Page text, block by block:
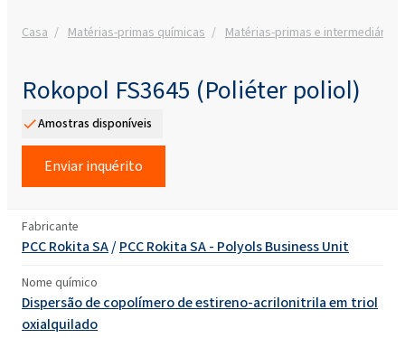
Casa Matérias-primas químicas Matérias-primas e intermediários
Rokopol FS3645 (Poliéter poliol)
Amostras disponíveis
Enviar inquérito
Fabricante
PCC Rokita SA/PCC Rokita SA - Polyols Business Unit
Nome químico
Dispersão de copolímero de estireno-acrilonitrila em triol
oxialquilado